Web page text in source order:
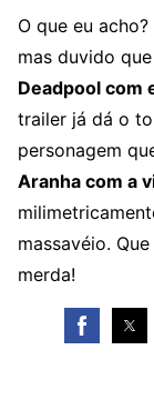
O que eu
mas duvido
Deadpool com
trailer já dá o
personagem
Aranha com a
massavéio.
merda!